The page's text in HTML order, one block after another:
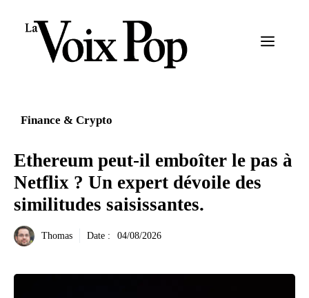
Menu
Finance & Crypto
Ethereum peut-il emboîter le pas à
Netflix ? Un expert dévoile des
similitudes saisissantes.
Thomas Date : 04/08/2026